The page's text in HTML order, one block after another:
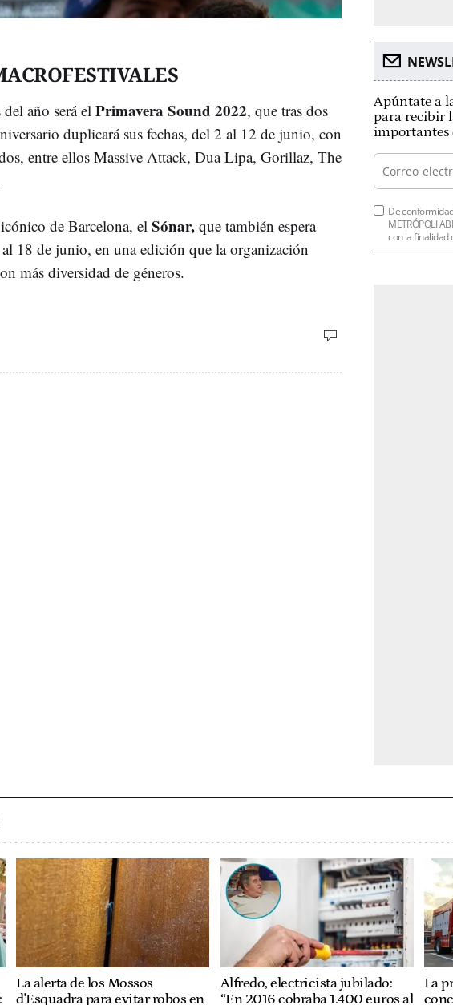
año será el Primavera Sound 2022, que tras dos
duplicará sus fechas, del 2 al 12 de junio, con
entre ellos Massive Attack, Dua Lipa, Gorillaz, The
de Barcelona, el Sónar, que también espera
18 de junio, en una edición que la organización
más diversidad de géneros.
Apúntate a
para recibir
importantes
De
METRÓPOLI
con la finalidad
La alerta de los Mossos
d'Esquadra para evitar robos en
Alfredo, electricista jubilado:
“En 2016 cobraba 1.400 euros al
La